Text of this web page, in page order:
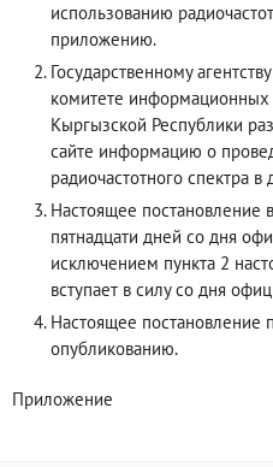
использованию
приложению.
Государственному
комитете информационных
Кыргызской Республики
сайте информацию о
радиочастотного спектра
Настоящее постановление
пятнадцати дней со дня
исключением пункта 2
вступает в силу со дня
Настоящее постановление
опубликованию.
Приложение